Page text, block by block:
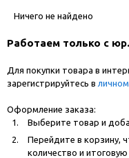
Ничего не найдено
Работаем только с
Для покупки товара в
зарегистрируйтесь в
Оформление заказа:
Выберите товар и
Перейдите в корзину,
количество и итоговую